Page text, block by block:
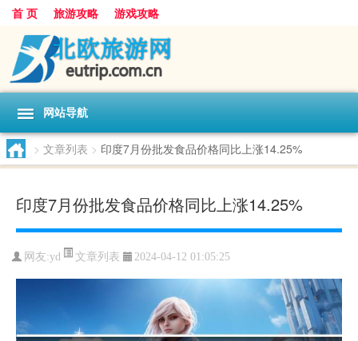
首 页 旅游攻略 游戏攻略
网站导航
> 文章列表 > 印度7月份批发食品价格同比上涨14.25%
印度7月份批发食品价格同比上涨14.25%
网友:yd 文章列表 2024-04-12 01:05:25